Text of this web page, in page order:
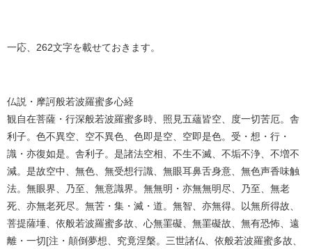
一応、262文字を載せておきます。
仏説・摩訶般若波羅蜜多心経
観自在菩薩・行深般若波羅蜜多時、照見五蘊皆空、度一切苦厄。舎
利子。色不異空、空不異色、色即是空、空即是色。受・想・行・
識・亦復如是。舎利子。是諸法空相、不生不滅、不垢不浄、不増不
減。是故空中、無色、無受想行識、無眼耳鼻舌身意、無色声香味触
法。無眼界、乃至、無意識界。無無明・亦無無明尽、乃至、無老
死、亦無老死尽。無苦・集・滅・道。無智、亦無得。以無所得故、
菩提薩埵、依般若波羅蜜多故、心無罣礙、無罣礙故、無有恐怖、遠
離・一切[注・顛倒夢想、究竟涅槃。三世諸仏、依般若波羅蜜多故、